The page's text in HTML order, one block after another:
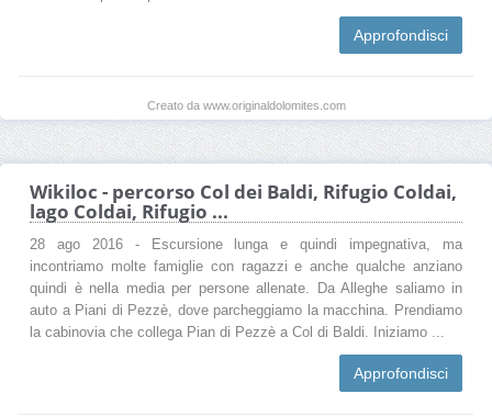
Approfondisci
Creato da www.originaldolomites.com
Wikiloc - percorso Col dei Baldi, Rifugio Coldai,
lago Coldai, Rifugio ...
28 ago 2016 - Escursione lunga e quindi impegnativa, ma
incontriamo molte famiglie con ragazzi e anche qualche anziano
quindi è nella media per persone allenate. Da Alleghe saliamo in
auto a Piani di Pezzè, dove parcheggiamo la macchina. Prendiamo
la cabinovia che collega Pian di Pezzè a Col di Baldi. Iniziamo ...
Approfondisci